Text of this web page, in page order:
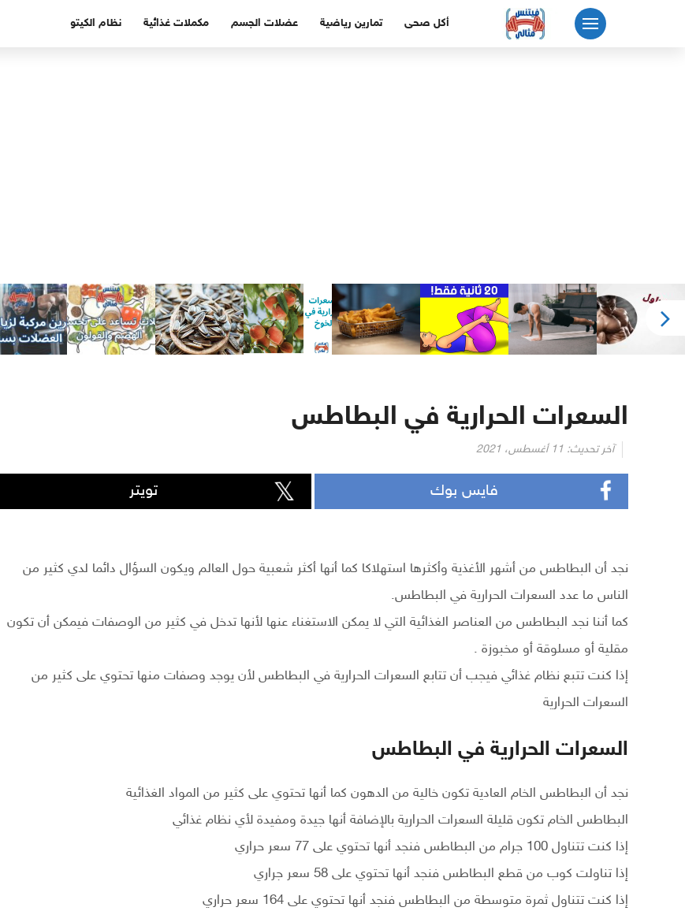
أكل صحى تمارين رياضية عضلات الجسم مكملات غذائية نظام الكيتو
السعرات الحرارية في البطاطس
آخر تحديث: 11 أغسطس، 2021
فايس بوك تويتر
نجد أن البطاطس من أشهر الأغذية وأكثرها استهلاكا كما أنها أكثر شعبية حول العالم ويكون السؤال دائما لدي كثير من
الناس ما عدد السعرات الحرارية في البطاطس.
كما أننا نجد البطاطس من العناصر الغذائية التي لا يمكن الاستغناء عنها لأنها تدخل في كثير من الوصفات فيمكن أن تكون
مقلية أو مسلوقة أو مخبوزة .
إذا كنت تتبع نظام غذائي فيجب أن تتابع السعرات الحرارية في البطاطس لأن يوجد وصفات منها تحتوي على كثير من
السعرات الحرارية
السعرات الحرارية في البطاطس
نجد أن البطاطس الخام العادية تكون خالية من الدهون كما أنها تحتوي على كثير من المواد الغذائية
البطاطس الخام تكون قليلة السعرات الحرارية بالإضافة أنها جيدة ومفيدة لأي نظام غذائي
إذا كنت تتناول 100 جرام من البطاطس فنجد أنها تحتوي على 77 سعر حراري
إذا تناولت كوب من قطع البطاطس فنجد أنها تحتوي على 58 سعر جراري
إذا كنت تتناول ثمرة متوسطة من البطاطس فنجد أنها تحتوي على 164 سعر حراري